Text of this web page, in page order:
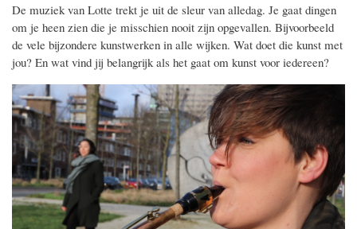
De muziek van Lotte trekt je uit de sleur van alledag. Je gaat dingen
om je heen zien die je misschien nooit zijn opgevallen. Bijvoorbeeld
de vele bijzondere kunstwerken in alle wijken. Wat doet die kunst met
jou? En wat vind jij belangrijk als het gaat om kunst voor iedereen?